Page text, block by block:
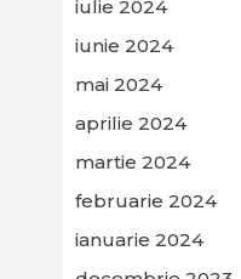
iulie 2024
iunie 2024
mai 2024
aprilie 2024
martie 2024
februarie 2024
ianuarie 2024